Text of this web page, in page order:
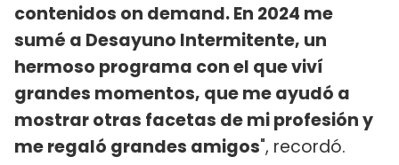
contenidos on demand. En 2024 me
sumé a Desayuno Intermitente, un
hermoso programa con el que viví
grandes momentos, que me ayudó a
mostrar otras facetas de mi profesión y
me regaló grandes amigos", recordó.